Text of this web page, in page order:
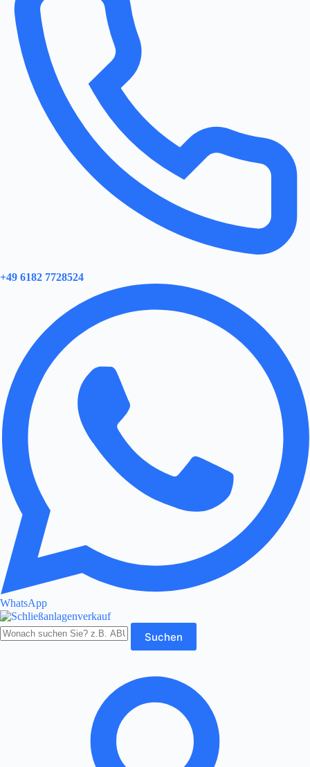
+49 6182 7728524
WhatsApp
Produkte
durchsuchen
Suchen